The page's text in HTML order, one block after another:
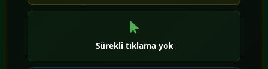
Sürekli tıklama yok